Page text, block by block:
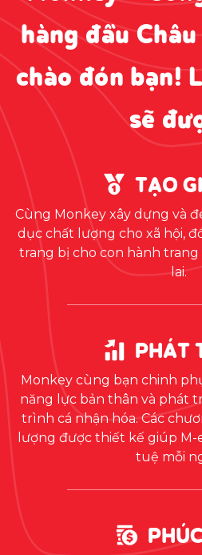
hàng đầu
chào đón bạn!
sẽ
TẠO
Cùng Monkey xây dựng và
dục chất lượng cho xã hội,
trang bị cho con hành
lai.
PHÁT
Monkey cùng bạn chinh
năng lực bản thân và phát
trình cá nhận hóa. Các
lượng được thiết kế giúp
tuệ mỗi